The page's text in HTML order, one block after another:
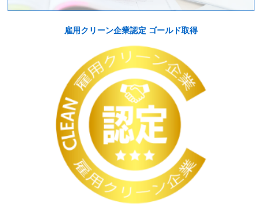
雇用クリーン企業認定 ゴールド取得